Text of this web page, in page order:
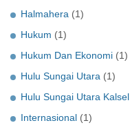
Halmahera (1)
Hukum (1)
Hukum Dan Ekonomi (1)
Hulu Sungai Utara (1)
Hulu Sungai Utara Kalsel
Internasional (1)